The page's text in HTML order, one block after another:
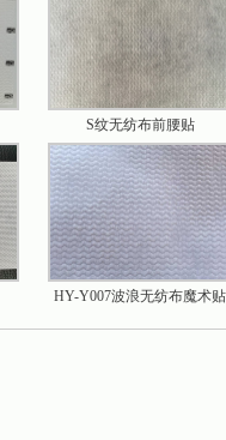
S纹无纺布前腰贴
HY-Y007波浪无纺布魔术贴